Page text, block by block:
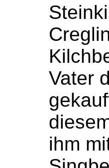
Vater
ihm